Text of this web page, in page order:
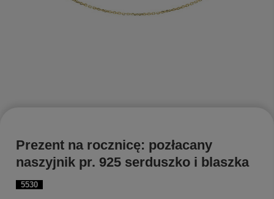
5530
Prezent na rocznicę: pozłacany
naszyjnik pr. 925 serduszko i blaszka